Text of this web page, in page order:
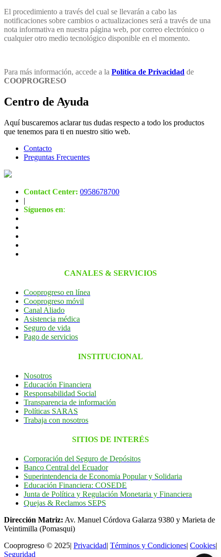
El procedimiento a través del cual se llevarán a cabo las
notificaciones sobre cambios o actualizaciones será a través de una
nota informativa en nuestra página web, por correo electrónico o
cualquier otro medio tecnológico disponible en el momento.
Para más información, accede a la Política de Privacidad de
COOPROGRESO
Centro de Ayuda
Aquí buscaremos aclarar tus dudas respecto a todo los productos
que tenemos para ti en nuestro sitio web.
Contacto
Preguntas Frecuentes
Contact Center: 0958678700
|
Síguenos en:
CANALES & SERVICIOS
Cooprogreso en línea
Cooprogreso móvil
Canal Aliado
Asistencia médica
Seguro de vida
Pago de servicios
INSTITUCIONAL
Nosotros
Educación Financiera
Responsabilidad Social
Transparencia de información
Políticas SARAS
Trabaja con nosotros
SITIOS DE INTERÉS
Corporación del Seguro de Depósitos
Banco Central del Ecuador
Superintendencia de Economia Popular y Solidaria
Educación Financiera: COSEDE
Junta de Política y Regulación Monetaria y Financiera
Quejas & Reclamos SEPS
Dirección Matriz: Av. Manuel Córdova Galarza 9380 y Marieta de
Veintimilla (Pomasqui)
Cooprogreso © 2025| Privacidad| Términos y Condiciones| Cookies|
Seguridad